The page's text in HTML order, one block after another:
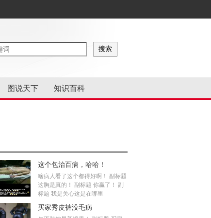
图说天下 知识百科
这个包治百病，哈哈！
啥病人看了这个都得好啊！ 副标题
这胸是真的！ 副标题 你赢了！ 副
标题 我是关心这是在哪里
买家秀皮裤没毛病